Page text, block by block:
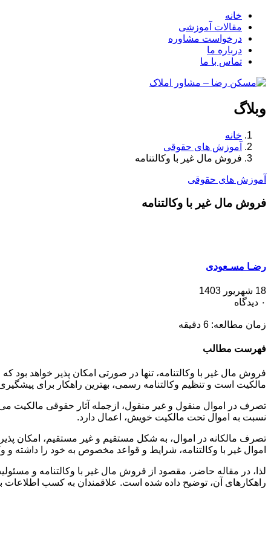
خانه
مقالات آموزشی
درخواست مشاوره
درباره ما
تماس با ما
وبلاگ
خانه
آموزش های حقوقی
فروش مال غیر با وکالتنامه
آموزش های حقوقی
فروش مال غیر با وکالتنامه
رضـا مسـعودی
18 شهریور 1403
۰ دیدگاه
زمان مطالعه: 6 دقیقه
فهرست مطالب
فروش مال غیر با وکالتنامه، تنها در صورتی امکان پذیر خواهد بود
مالکیت است و تنظیم وکالتنامه رسمی، بهترین راهکار برای
تصرف در اموال منقول و غیر منقول، ازجمله آثار حقوقی مالکیت
نسبت به اموال تحت مالکیت خویش، اعمال دارد.
تصرف مالکانه در اموال، به شکل مستقیم و غیر مستقیم، امکان
اموال غیر با وکالتنامه، شرایط و قواعد مخصوص به خود را داشته و
لذا، در مقاله حاضر، مقصود از فروش مال غیر با وکالتنامه و
راهکارهای آن، توضیح داده شده است. علاقمندان به کسب اطلاعات